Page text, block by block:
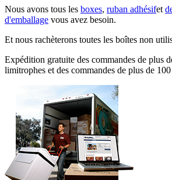
Nous avons tous les boxes, ruban adhésifet
d'emballage vous avez besoin.
Et nous rachèterons toutes les boîtes non
Expédition gratuite des commandes de plus
limitrophes et des commandes de plus de